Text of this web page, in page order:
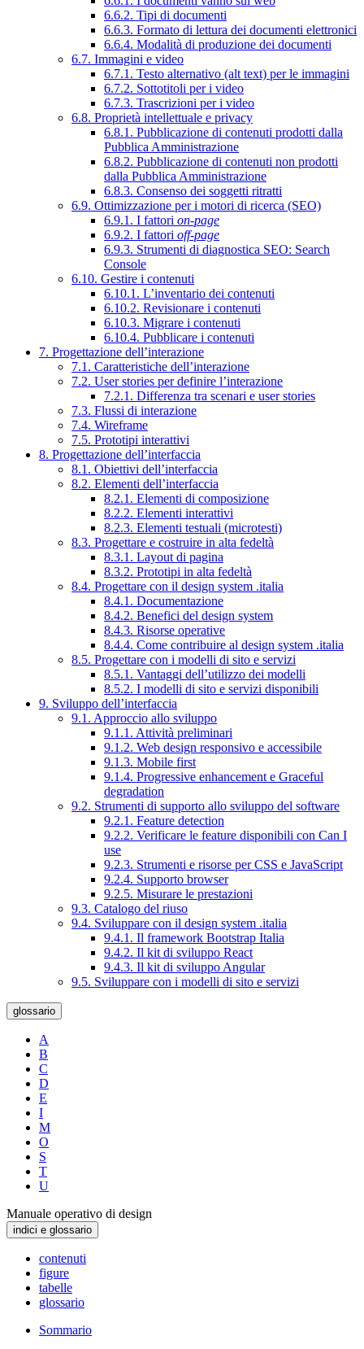
6.6.2. Tipi di documenti
6.6.3. Formato di lettura dei documenti elettronici
6.6.4. Modalità di produzione dei documenti
6.7. Immagini e video
6.7.1. Testo alternativo (alt text) per le immagini
6.7.2. Sottotitoli per i video
6.7.3. Trascrizioni per i video
6.8. Proprietà intellettuale e privacy
6.8.1. Pubblicazione di contenuti prodotti dalla
Pubblica Amministrazione
6.8.2. Pubblicazione di contenuti non prodotti
dalla Pubblica Amministrazione
6.8.3. Consenso dei soggetti ritratti
6.9. Ottimizzazione per i motori di ricerca (SEO)
6.9.1. I fattori on-page
6.9.2. I fattori off-page
6.9.3. Strumenti di diagnostica SEO: Search
Console
6.10. Gestire i contenuti
6.10.1. L’inventario dei contenuti
6.10.2. Revisionare i contenuti
6.10.3. Migrare i contenuti
6.10.4. Pubblicare i contenuti
7. Progettazione dell’interazione
7.1. Caratteristiche dell’interazione
7.2. User stories per definire l’interazione
7.2.1. Differenza tra scenari e user stories
7.3. Flussi di interazione
7.4. Wireframe
7.5. Prototipi interattivi
8. Progettazione dell’interfaccia
8.1. Obiettivi dell’interfaccia
8.2. Elementi dell’interfaccia
8.2.1. Elementi di composizione
8.2.2. Elementi interattivi
8.2.3. Elementi testuali (microtesti)
8.3. Progettare e costruire in alta fedeltà
8.3.1. Layout di pagina
8.3.2. Prototipi in alta fedeltà
8.4. Progettare con il design system .italia
8.4.1. Documentazione
8.4.2. Benefici del design system
8.4.3. Risorse operative
8.4.4. Come contribuire al design system .italia
8.5. Progettare con i modelli di sito e servizi
8.5.1. Vantaggi dell’utilizzo dei modelli
8.5.2. I modelli di sito e servizi disponibili
9. Sviluppo dell’interfaccia
9.1. Approccio allo sviluppo
9.1.1. Attività preliminari
9.1.2. Web design responsivo e accessibile
9.1.3. Mobile first
9.1.4. Progressive enhancement e Graceful
degradation
9.2. Strumenti di supporto allo sviluppo del software
9.2.1. Feature detection
9.2.2. Verificare le feature disponibili con Can I
use
9.2.3. Strumenti e risorse per CSS e JavaScript
9.2.4. Supporto browser
9.2.5. Misurare le prestazioni
9.3. Catalogo del riuso
9.4. Sviluppare con il design system .italia
9.4.1. Il framework Bootstrap Italia
9.4.2. Il kit di sviluppo React
9.4.3. Il kit di sviluppo Angular
9.5. Sviluppare con i modelli di sito e servizi
glossario
A
B
C
D
E
I
M
O
S
T
U
Manuale operativo di design
indici e glossario
contenuti
figure
tabelle
glossario
Sommario